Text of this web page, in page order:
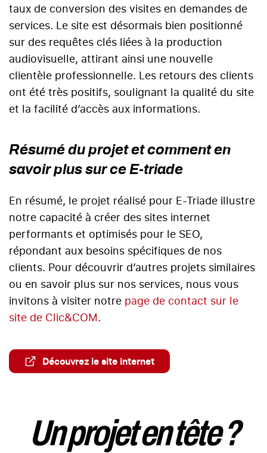
taux de conversion des visites en demandes de
services. Le site est désormais bien positionné
sur des requêtes clés liées à la production
audiovisuelle, attirant ainsi une nouvelle
clientèle professionnelle. Les retours des clients
ont été très positifs, soulignant la qualité du site
et la facilité d’accès aux informations.
Résumé du projet et comment en
savoir plus sur ce E-triade
En résumé, le projet réalisé pour E-Triade illustre
notre capacité à créer des sites internet
performants et optimisés pour le SEO,
répondant aux besoins spécifiques de nos
clients. Pour découvrir d’autres projets similaires
ou en savoir plus sur nos services, nous vous
invitons à visiter notre page de contact sur le
site de Clic&COM.
Découvrez le site internet
Un projet en tête ?